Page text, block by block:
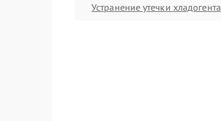
Устранение утечки хладогента